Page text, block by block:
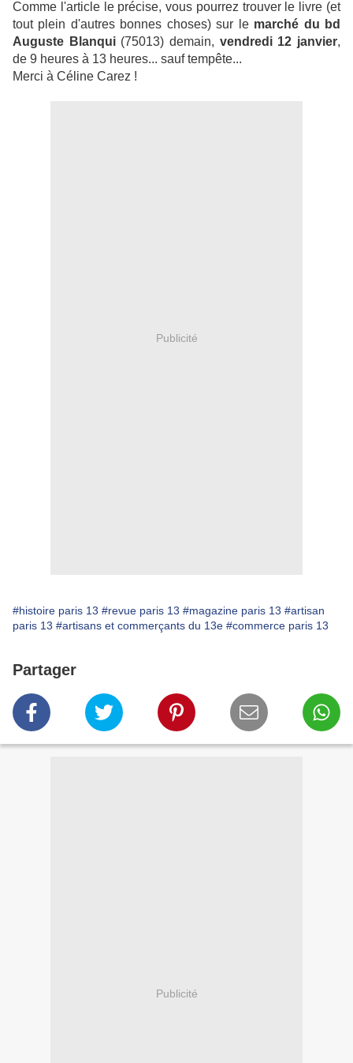
Comme l'article le précise, vous pourrez trouver le livre (et
tout plein d'autres bonnes choses) sur le marché du bd
Auguste Blanqui(75013) demain, vendredi 12 janvier,
de 9 heures à 13 heures... sauf tempête...
Merci à Céline Carez !
Publicité
#histoire paris 13 #revue paris 13 #magazine paris 13 #artisan
paris 13 #artisans et commerçants du 13e #commerce paris 13
Partager
Publicité